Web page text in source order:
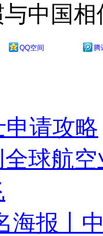
中国
QQ空间
腾
申请攻略
球航
海报丨